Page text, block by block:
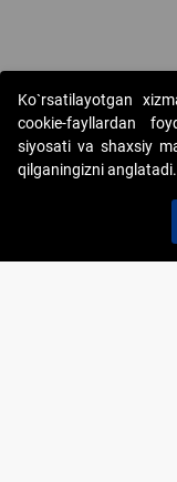
Copyright © 2017-
tashkil etish" AJ.
Ko`rsatilayotgan
cookie-fayllardan
siyosati va shaxsiy
qilganingizni anglatadi.